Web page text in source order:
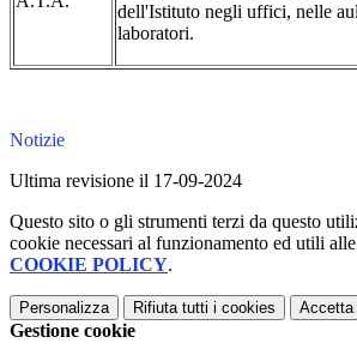
dell'Istituto negli uffici, nelle
laboratori.
Notizie
Ultima revisione il 17-09-2024
Questo sito o gli strumenti terzi da questo
cookie necessari al funzionamento ed utili
COOKIE POLICY.
Personalizza Rifiuta tutti i cookies Accetta
Gestione cookie